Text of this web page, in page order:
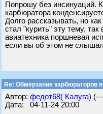
Попрошу без инсинуаций.
карбюратора
Долго рассказывать, но
стал "курить" эту тему,
авиатехника поршневая
если вы об этом не
Re: Обмерзание карбюраторов
Автор: федот68( Калуга)
Дата: 04-11-24 20:00